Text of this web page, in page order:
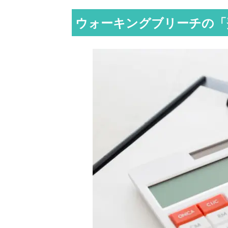
ウォーキングブリーチの